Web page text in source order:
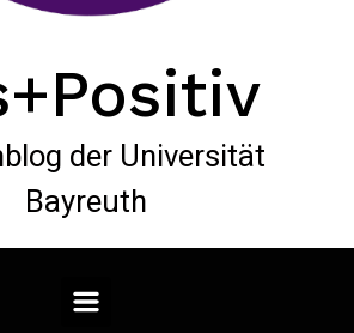
der Universität
Bayreuth